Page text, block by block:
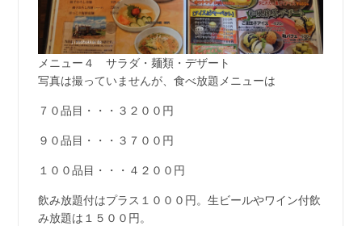
メニュー４ サラダ・麺類・デザート
写真は撮っていませんが、食べ放題メニューは
７０品目・・・３２００円
９０品目・・・３７００円
１００品目・・・４２００円
飲み放題付はプラス１０００円。生ビールやワイン付飲
み放題は１５００円。